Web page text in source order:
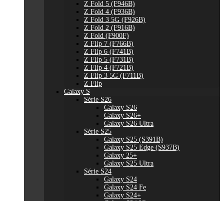
Z Fold 5 (F946B)
Z Fold 4 (F936B)
Z Fold 3 5G (F926B)
Z Fold 2 (F916B)
Z Fold (F900F)
Z Flip 7 (F766B)
Z Flip 6 (F741B)
Z Flip 5 (F731B)
Z Flip 4 (F721B)
Z Flip 3 5G (F711B)
Z Flip
Galaxy S
Série S26
Galaxy S26
Galaxy S26+
Galaxy S26 Ultra
Série S25
Galaxy S25 (S391B)
Galaxy S25 Edge (S937B)
Galaxy 25+
Galaxy S25 Ultra
Série S24
Galaxy S24
Galaxy S24 Fe
Galaxy S24+